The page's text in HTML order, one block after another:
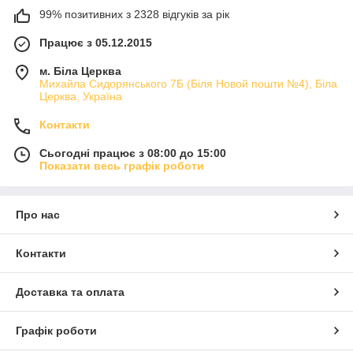
99% позитивних з 2328 відгуків за рік
Працює з 05.12.2015
м. Біла Церква
Михайла Сидорянського 7Б (Біля Новой пошти №4), Біла
Церква, Україна
Контакти
Сьогодні працює з 08:00 до 15:00
Показати весь графік роботи
Про нас
Контакти
Доставка та оплата
Графік роботи